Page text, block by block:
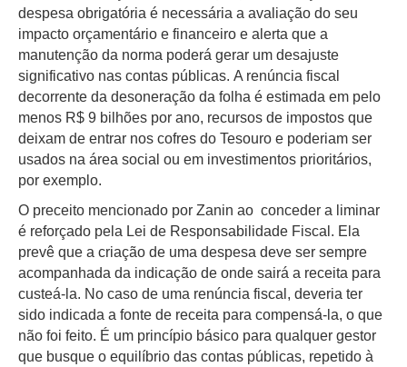
despesa obrigatória é necessária a avaliação do seu
impacto orçamentário e financeiro e alerta que a
manutenção da norma poderá gerar um desajuste
significativo nas contas públicas. A renúncia fiscal
decorrente da desoneração da folha é estimada em pelo
menos R$ 9 bilhões por ano, recursos de impostos que
deixam de entrar nos cofres do Tesouro e poderiam ser
usados na área social ou em investimentos prioritários,
por exemplo.
O preceito mencionado por Zanin ao conceder a liminar
é reforçado pela Lei de Responsabilidade Fiscal. Ela
prevê que a criação de uma despesa deve ser sempre
acompanhada da indicação de onde sairá a receita para
custeá-la. No caso de uma renúncia fiscal, deveria ter
sido indicada a fonte de receita para compensá-la, o que
não foi feito. É um princípio básico para qualquer gestor
que busque o equilíbrio das contas públicas, repetido à